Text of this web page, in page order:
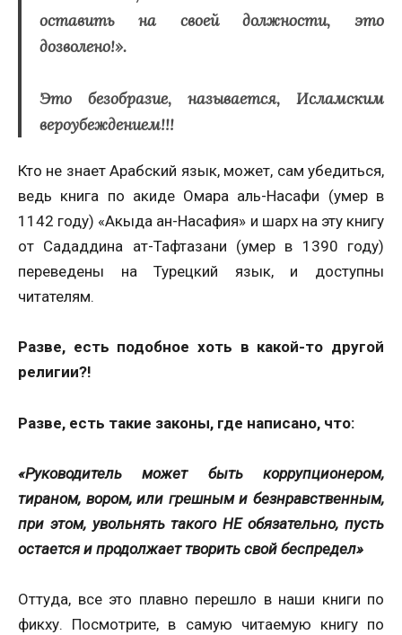
оставить на своей должности, это
дозволено!».
Это безобразие, называется, Исламским
вероубеждением!!!
Кто не знает Арабский язык, может, сам убедиться,
ведь книга по акиде Омара аль-Насафи (умер в
1142 году) «Акыда ан-Насафия» и шарх на эту книгу
от Сададдина ат-Тафтазани (умер в 1390 году)
переведены на Турецкий язык, и доступны
читателям.
Разве, есть подобное хоть в какой-то другой
религии?!
Разве, есть такие законы, где написано, что:
«Руководитель может быть коррупционером,
тираном, вором, или грешным и безнравственным,
при этом, увольнять такого НЕ обязательно, пусть
остается и продолжает творить свой беспредел»
Оттуда, все это плавно перешло в наши книги по
фикху. Посмотрите, в самую читаемую книгу по